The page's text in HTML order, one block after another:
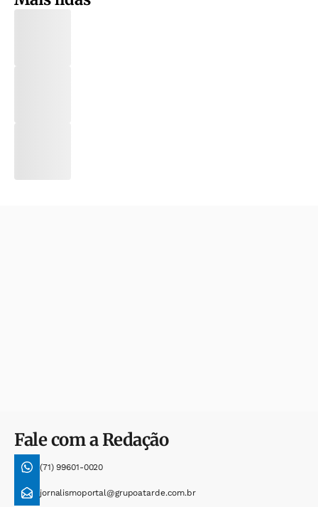
Fale com a Redação
(71) 99601-0020
jornalismoportal@grupoatarde.com.br